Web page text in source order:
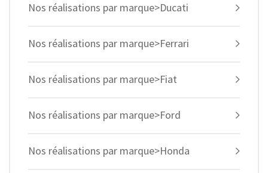
Nos réalisations par marque>Ducati
Nos réalisations par marque>Ferrari
Nos réalisations par marque>Fiat
Nos réalisations par marque>Ford
Nos réalisations par marque>Honda